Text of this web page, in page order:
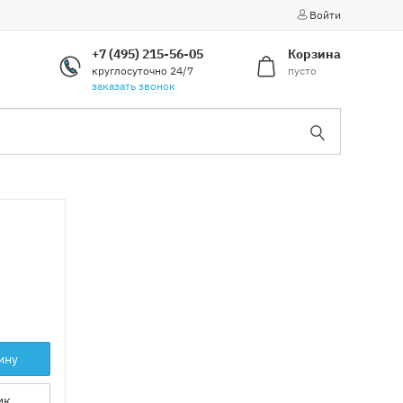
Войти
+7 (495) 215-56-05
круглосуточно 24/7
заказать звонок
Корзина
пусто